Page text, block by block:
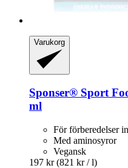
Varukorg
Sponser® Sport
ml
För förberedelser
Med aminosyror
Vegansk
197 kr (821 kr / l)